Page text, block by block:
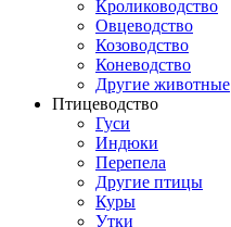
Кролиководство
Овцеводство
Козоводство
Коневодство
Другие животные
Птицеводство
Гуси
Индюки
Перепела
Другие птицы
Куры
Утки